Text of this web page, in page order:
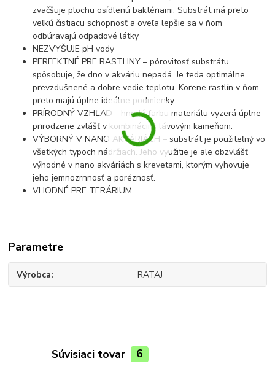
zväčšuje plochu osídlenú baktériami. Substrát má preto
veľkú čistiacu schopnosť a oveľa lepšie sa v ňom
odbúravajú odpadové látky
NEZVYŠUJE pH vody
PERFEKTNÉ PRE RASTLINY – pórovitosť substrátu
spôsobuje, že dno v akváriu nepadá. Je teda optimálne
prevzdušnené a dobre vedie teplotu. Korene rastlín v ňom
preto majú úplne ideálne podmienky.
PRÍRODNÝ VZHĽAD - hnedá farbu materiálu vyzerá úplne
prirodzene zvlášť v kombinácii s lávovým kameňom.
VÝBORNÝ V NANO AKVÁRIÁCH – substrát je použiteľný vo
všetkých typoch nádržiach. Jeho využitie je ale obzvlášť
výhodné v nano akváriách s krevetami, ktorým vyhovuje
jeho jemnozrnnosť a poréznosť.
VHODNÉ PRE TERÁRIUM
Parametre
Výrobca RATAJ
Súvisiaci tovar 6